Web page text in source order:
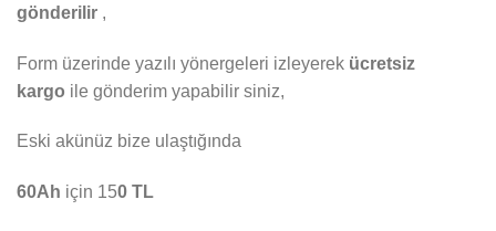
gönderilir ,
Form üzerinde yazılı yönergeleri izleyerek ücretsiz
kargo ile gönderim yapabilir siniz,
Eski akünüz bize ulaştığında
60Ah için 150 TL